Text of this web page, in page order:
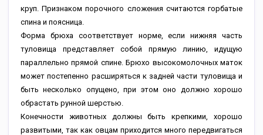
круп. Признаком порочного сложения считаются горбатые
спина и поясница.
Форма брюха соответствует норме, если нижняя часть
туловища представляет собой прямую линию, идущую
параллельно прямой спине. Брюхо высокомолочных маток
может постепенно расширяться к задней части туловища и
быть несколько опущено, при этом оно должно хорошо
обрастать рунной шерстью.
Конечности животных должны быть крепкими, хорошо
развитыми, так как овцам приходится много передвигаться